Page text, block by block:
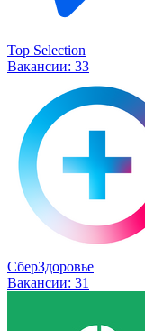
Top Selection
Вакансии: 33
СберЗдоровье
Вакансии: 31